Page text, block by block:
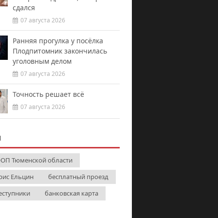
сдался
07 августа 2026
Ранняя прогулка у посёлка
Плодпитомник закончилась
уголовным делом
07 августа 2026
Точность решает всё
07 августа 2026
Тюменской области
Ельцин
бесплатный проезд
банковская карта